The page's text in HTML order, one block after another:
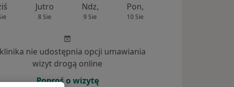
Jutro
8 Sie
Ndz,
9 Sie
Pon,
10 Sie
nie udostępnia opcji umawiania
wizyt drogą online
Poproś o wizytę